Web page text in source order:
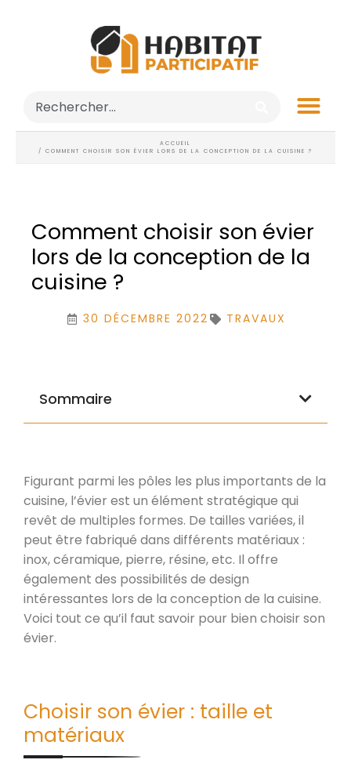
ACCUEIL
/ COMMENT CHOISIR SON ÉVIER LORS DE LA CONCEPTION DE LA CUISINE ?
Comment choisir son évier
lors de la conception de la
cuisine ?
30 DÉCEMBRE 2022 TRAVAUX
Sommaire
Figurant parmi les pôles les plus importants de la
cuisine, l’évier est un élément stratégique qui
revêt de multiples formes. De tailles variées, il
peut être fabriqué dans différents matériaux :
inox, céramique, pierre, résine, etc. Il offre
également des possibilités de design
intéressantes lors de la conception de la cuisine.
Voici tout ce qu’il faut savoir pour bien choisir son
évier.
Choisir son évier : taille et
matériaux